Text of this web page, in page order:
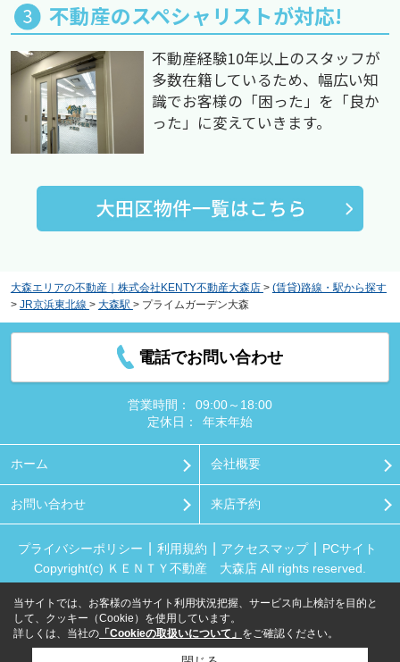
不動産のスペシャリストが対応!
不動産経験10年以上のスタッフが
多数在籍しているため、幅広い知
識でお客様の「困った」を「良か
った」に変えていきます。
大森エリアの不動産｜株式会社KENTY不動産大森店 > (賃貸)路線・駅から探す
> JR京浜東北線 > 大森駅 > プライムガーデン大森
電話でお問い合わせ
営業時間：
09:00～18:00
定休日：
年末年始
ホーム 会社概要
お問い合わせ 来店予約
プライバシーポリシー 利用規約 アクセスマップ
PCサイト
Copyright(c) ＫＥＮＴＹ不動産 大森店 All rights reserved.
当サイトでは、お客様の当サイト利用状況把握、サービス向上検討を目的と
して、クッキー（Cookie）を使用しています。
詳しくは、当社の 「Cookieの取扱いについて」 をご確認ください。